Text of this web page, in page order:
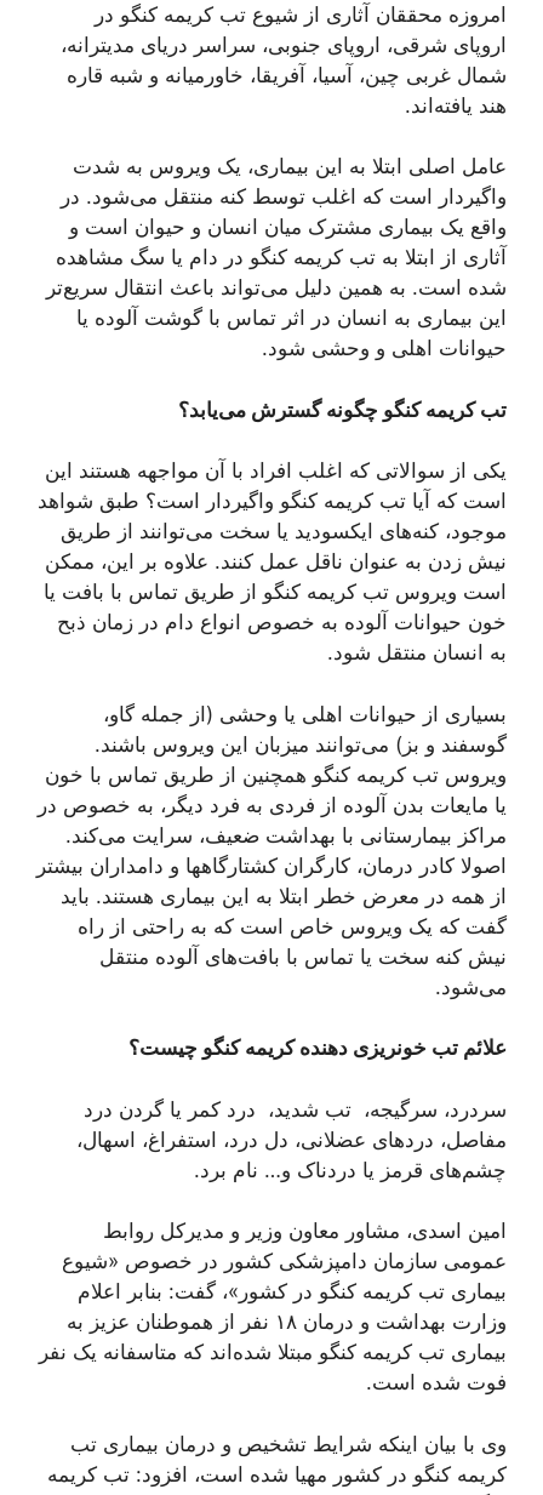
امروزه محققان آثاری از شیوع تب کریمه کنگو در
اروپای شرقی، اروپای جنوبی، سراسر دریای مدیترانه،
شمال غربی چین، آسیا، آفریقا، خاورمیانه و شبه قاره
هند یافته‌اند.
عامل اصلی ابتلا به این بیماری، یک ویروس به شدت
واگیردار است که اغلب توسط کنه منتقل می‌شود. در
واقع یک بیماری مشترک میان انسان و حیوان است و
آثاری از ابتلا به تب کریمه کنگو در دام یا سگ مشاهده
شده است. به همین دلیل می‌تواند باعث انتقال سریع‌تر
این بیماری به انسان در اثر تماس با گوشت آلوده یا
حیوانات اهلی و وحشی شود.
تب کریمه کنگو چگونه گسترش می‌یابد؟
یکی از سوالاتی که اغلب افراد با آن مواجھه هستند این
است که آیا تب کریمه کنگو واگیردار است؟ طبق شواهد
موجود، کنه‌های ایکسودید یا سخت می‌توانند از طریق
نیش زدن به عنوان ناقل عمل کنند. علاوه بر این، ممکن
است ویروس تب کریمه کنگو از طریق تماس با بافت یا
خون حیوانات آلوده به خصوص انواع دام در زمان ذبح
به انسان منتقل شود.
بسیاری از حیوانات اهلی یا وحشی (از جمله گاو،
گوسفند و بز) می‌توانند میزبان این ویروس باشند.
ویروس تب کریمه کنگو همچنین از طریق تماس با خون
یا مایعات بدن آلوده از فردی به فرد دیگر، به خصوص در
مراکز بیمارستانی با بھداشت ضعیف، سرایت می‌کند.
اصولا کادر درمان، کارگران کشتارگاهھا و دامداران بیشتر
از همه در معرض خطر ابتلا به این بیماری هستند. باید
گفت که یک ویروس خاص است که به راحتی از راه
نیش کنه سخت یا تماس با بافت‌های آلوده منتقل
می‌شود.
علائم تب خونریزی دهنده کریمه کنگو چیست؟
سردرد، سرگیجه، تب شدید، درد کمر یا گردن درد
مفاصل، درد‌های عضلانی، دل درد، استفراغ، اسھال،
چشم‌های قرمز یا دردناک و… نام برد.
امین اسدی، مشاور معاون وزیر و مدیرکل روابط
عمومی سازمان دامپزشکی کشور در خصوص «شیوع
بیماری تب کریمه کنگو در کشور»، گفت: بنابر اعلام
وزارت بهداشت و درمان ۱۸ نفر از هموطنان عزیز به
بیماری تب کریمه کنگو مبتلا شده‌اند که متاسفانه یک نفر
فوت شده است.
وی با بیان اینکه شرایط تشخیص و درمان بیماری تب
کریمه کنگو در کشور مهیا شده است، افزود: تب کریمه